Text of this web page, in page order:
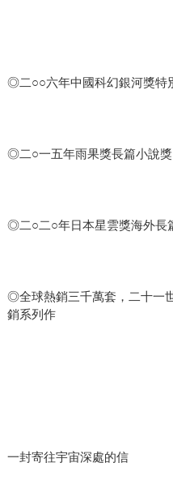
◎二○○六年中國科幻銀河獎特
◎二○一五年雨果獎長篇小說
◎二○二○年日本星雲獎海外長
◎全球熱銷三千萬套，二十一
銷系列作
一封寄往宇宙深處的信